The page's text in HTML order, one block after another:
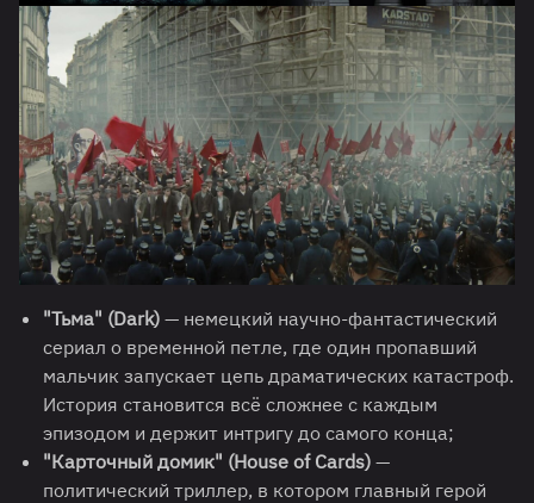
"Тьма" (Dark) — немецкий научно-фантастический
сериал о временной петле, где один пропавший
мальчик запускает цепь драматических катастроф.
История становится всё сложнее с каждым
эпизодом и держит интригу до самого конца;
"Карточный домик" (House of Cards) —
политический триллер, в котором главный герой